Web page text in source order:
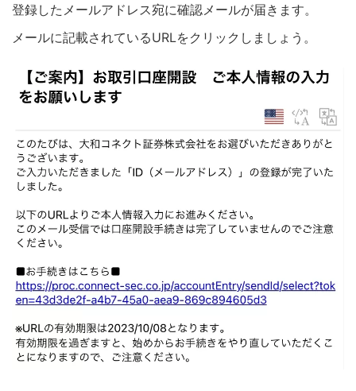
登録したメールアドレス宛に確認メールが届きます。
メールに記載されているURLをクリックしましょう。